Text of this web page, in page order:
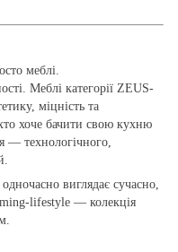
меблі.
Меблі категорії ZEUS-
міцність та
хоче бачити свою кухню
— технологічного,
виглядає сучасно,
lifestyle — колекція